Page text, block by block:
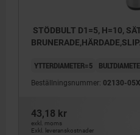
STÖDBULT D1=5, H=10,
YTTERDIAMETER=5
Beställningsnummer: 02130-
43,18 kr
exkl. moms
Exkl. leveranskostnader